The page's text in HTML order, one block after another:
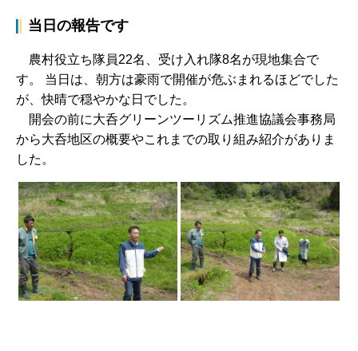
当日の報告です
農村役立ち隊員22名、受け入れ隊8名が現地集合で
す。 当日は、朝方は豪雨で開催が危ぶまれるほどでした
が、快晴で穏やかな日でした。
開会の前に大呑グリーンツーリズム推進協議会事務局
から大呑地区の概要やこれまでの取り組み紹介がありま
した。